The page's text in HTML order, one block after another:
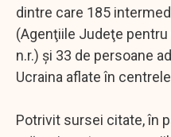
dintre care 185
(Agenţiile Judeţe pentru
n.r.) şi 33 de persoane
Ucraina aflate în
Potrivit sursei citate, în